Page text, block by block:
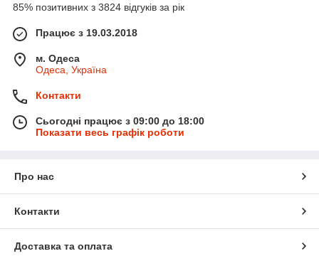
85% позитивних з 3824 відгуків за рік
Працює з 19.03.2018
м. Одеса
Одеса, Україна
Контакти
Сьогодні працює з 09:00 до 18:00
Показати весь графік роботи
Про нас
Контакти
Доставка та оплата